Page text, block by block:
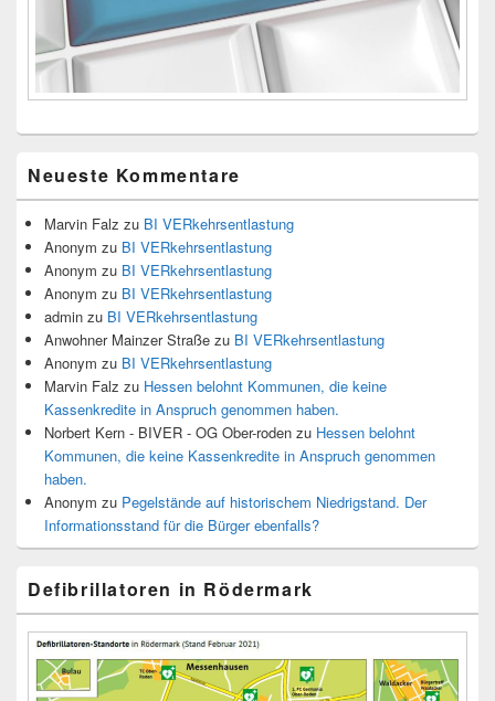
Neueste Kommentare
Marvin Falz zu BI VERkehrsentlastung
Anonym zu BI VERkehrsentlastung
Anonym zu BI VERkehrsentlastung
Anonym zu BI VERkehrsentlastung
admin zu BI VERkehrsentlastung
Anwohner Mainzer Straße zu BI VERkehrsentlastung
Anonym zu BI VERkehrsentlastung
Marvin Falz zu Hessen belohnt Kommunen, die keine
Kassenkredite in Anspruch genommen haben.
Norbert Kern - BIVER - OG Ober-roden zu Hessen belohnt
Kommunen, die keine Kassenkredite in Anspruch genommen
haben.
Anonym zu Pegelstände auf historischem Niedrigstand. Der
Informationsstand für die Bürger ebenfalls?
Defibrillatoren in Rödermark